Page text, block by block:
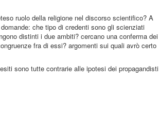
ruolo della religione nel discorso scientifico? A
che tipo di credenti sono gli scienziati
distinti i due ambiti? cercano una conferma dei
fra di essi? argomenti sui quali avrò certo
sono tutte contrarie alle ipotesi dei propagandisti